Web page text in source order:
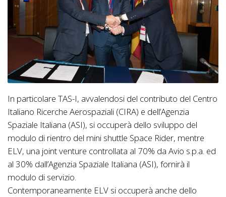
In particolare TAS-I, avvalendosi del contributo del Centro
Italiano Ricerche Aerospaziali (CIRA) e dell’Agenzia
Spaziale Italiana (ASI), si occuperà dello sviluppo del
modulo di rientro del mini shuttle Space Rider, mentre
ELV, una joint venture controllata al 70% da Avio s.p.a. ed
al 30% dall’Agenzia Spaziale Italiana (ASI), fornirà il
modulo di servizio.
Contemporaneamente ELV si occuperà anche dello